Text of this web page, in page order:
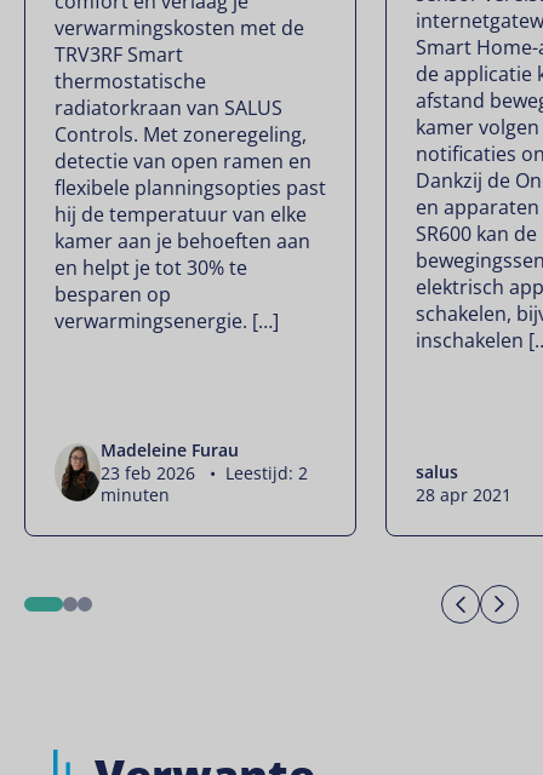
verwarmingskosten met de
TRV3RF Smart
thermostatische
radiatorkraan van SALUS
Controls. Met zoneregeling,
detectie van open ramen en
flexibele planningsopties past
hij de temperatuur van elke
kamer aan je behoeften aan
en helpt je tot 30% te
besparen op
verwarmingsenergie. […]
Madeleine Furau
23 feb 2026 • Leestijd: 2
minuten
Smart
de applicatie
afstand
kamer
notificaties
Dankzij de
en apparaten
SR600 kan de
elektrisch
schakelen,
inschakelen
salus
28 apr 2021
12